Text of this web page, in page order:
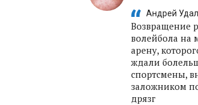
Андрей
Возвращение
волейбола на
арену,
ждали
спортсмены,
заложником
дрязг